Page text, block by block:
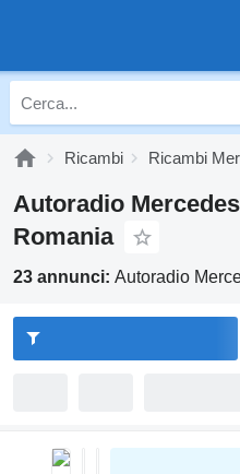
Ricambi Ricambi
Autoradio
Romania
23 annunci: Autoradio